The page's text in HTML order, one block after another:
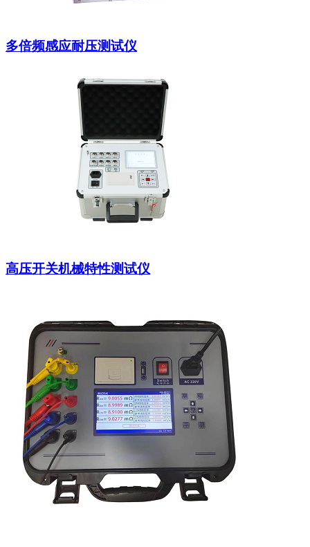
多倍频感应耐压测试仪
高压开关机械特性测试仪